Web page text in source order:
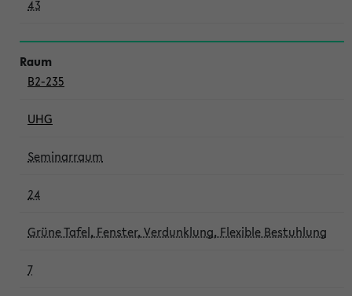
43
B2-235
UHG
Seminarraum
24
Grüne Tafel, Fenster, Verdunklung, Flexible Bestuhlung
7